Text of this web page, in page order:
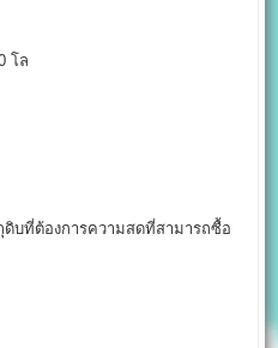
โล
ดิบที่ต้องการความสดที่สามารถซื้อ